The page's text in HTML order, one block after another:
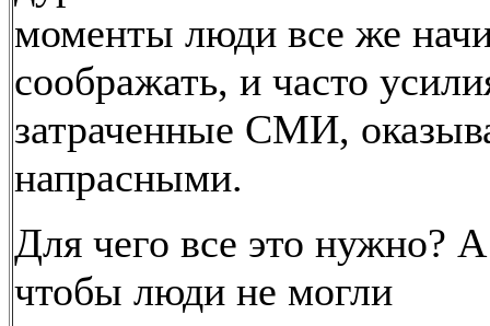
моменты люди все же
соображать, и часто
затраченные СМИ,
напрасными.
Для чего все это нужно?
чтобы люди не могли